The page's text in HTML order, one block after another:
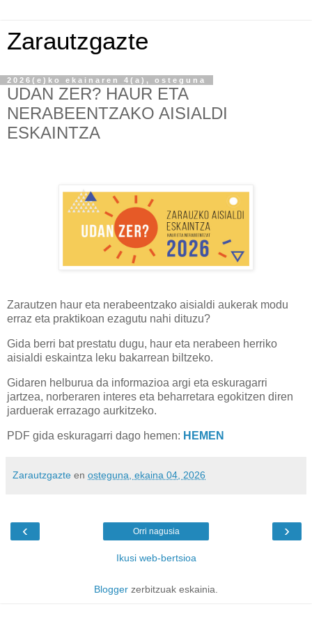
Zarautzgazte
2026(e)ko ekainaren 4(a), osteguna
UDAN ZER? HAUR ETA
NERABEENTZAKO AISIALDI
ESKAINTZA
Zarautzen haur eta nerabeentzako aisialdi aukerak modu
erraz eta praktikoan ezagutu nahi dituzu?
Gida berri bat prestatu dugu, haur eta nerabeen herriko
aisialdi eskaintza leku bakarrean biltzeko.
Gidaren helburua da informazioa argi eta eskuragarri
jartzea, norberaren interes eta beharretara egokitzen diren
jarduerak errazago aurkitzeko.
PDF gida eskuragarri dago hemen: HEMEN
Zarautzgazte en osteguna, ekaina 04, 2026
‹ ›
Orri nagusia
Ikusi web-bertsioa
Blogger zerbitzuak eskainia.